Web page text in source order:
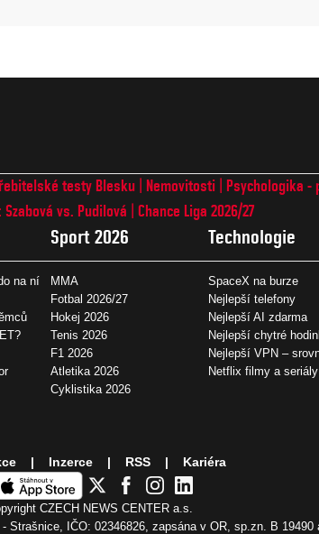
testy Blesku Nemovitosti
Psychologika -
Szabová vs. Pudilová Chance Liga 2026/27
na ní
Sport 2026
MMA
Fotbal 2026/27
Hokej 2026
Tenis 2026
F1 2026
Atletika 2026
Cyklistika 2026
Technologie
SpaceX na burze
Nejlepší telefony
Nejlepší AI zdarma
Nejlepší chytré
Nejlepší VPN –
Netflix filmy a seriály
Inzerce RSS Kariéra
CZECH NEWS CENTER a.s.
IČO: 02346826, zapsána v OR, sp.zn. B 19490